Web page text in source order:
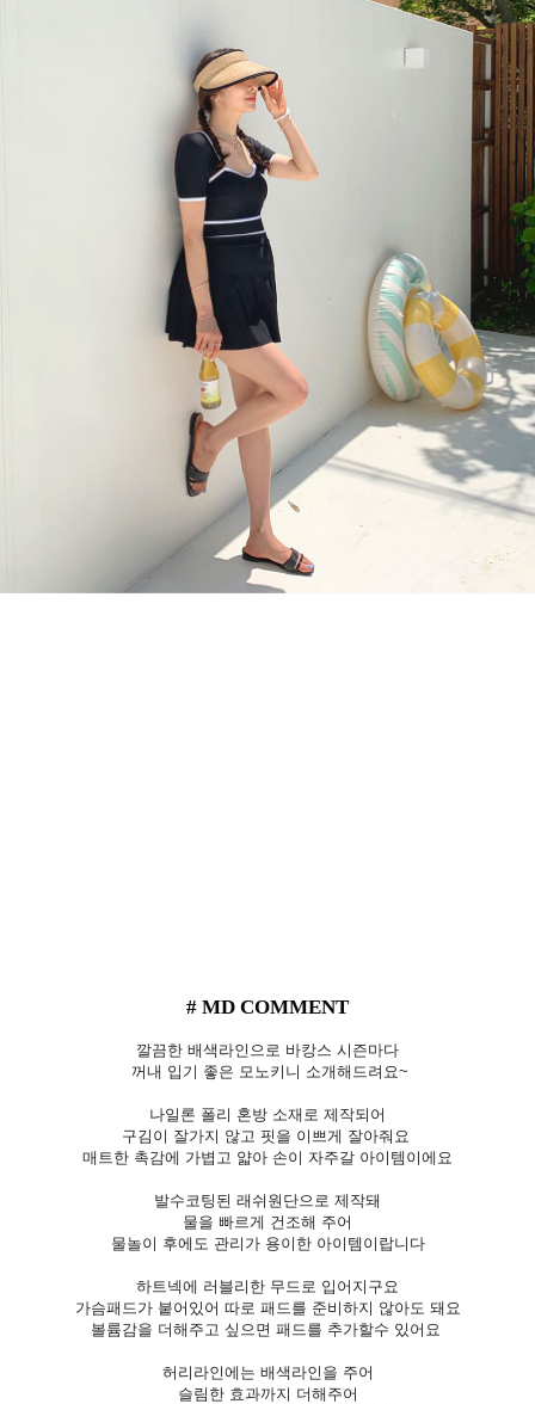
# MD COMMENT
깔끔한 배색라인으로 바캉스 시즌마다
꺼내 입기 좋은 모노키니 소개해드려요~
나일론 폴리 혼방 소재로 제작되어
구김이 잘가지 않고 핏을 이쁘게 잘아줘요
매트한 촉감에 가볍고 얇아 손이 자주갈 아이템이에요
발수코팅된 래쉬원단으로 제작돼
물을 빠르게 건조해 주어
물놀이 후에도 관리가 용이한 아이템이랍니다
하트넥에 러블리한 무드로 입어지구요
가슴패드가 붙어있어 따로 패드를 준비하지 않아도 돼요
볼륨감을 더해주고 싶으면 패드를 추가할수 있어요
허리라인에는 배색라인을 주어
슬림한 효과까지 더해주어